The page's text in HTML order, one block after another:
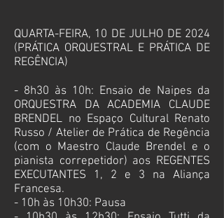
QUARTA-FEIRA, 10 DE JULHO DE 2024
(PRÁTICA ORQUESTRAL E PRÁTICA DE
REGÊNCIA)
- 8h30 às 10h: Ensaio de Naipes da
ORQUESTRA DA ACADEMIA CLAUDE
BRENDEL no Espaço Cultural Renato
Russo / Atelier de Prática de Regência
(com o Maestro Claude Brendel e o
pianista correpetidor) aos REGENTES
EXECUTANTES 1, 2 e 3 na Aliança
Francesa.
- 10h às 10h30: Pausa